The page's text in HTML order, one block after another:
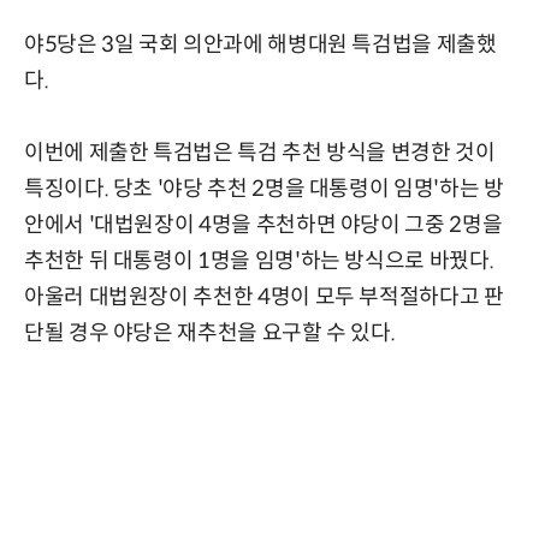
야5당은 3일 국회 의안과에 해병대원 특검법을 제출했
다.
이번에 제출한 특검법은 특검 추천 방식을 변경한 것이
특징이다. 당초 '야당 추천 2명을 대통령이 임명'하는 방
안에서 '대법원장이 4명을 추천하면 야당이 그중 2명을
추천한 뒤 대통령이 1명을 임명'하는 방식으로 바꿨다.
아울러 대법원장이 추천한 4명이 모두 부적절하다고 판
단될 경우 야당은 재추천을 요구할 수 있다.